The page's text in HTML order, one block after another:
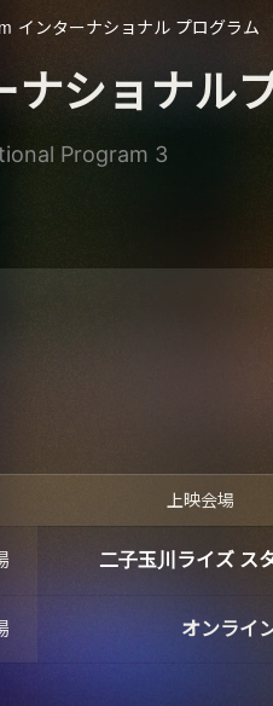
インターナショナル プログラム
ナショナル
Program 3
上映会場
二子玉川ライズ ス
オンライ